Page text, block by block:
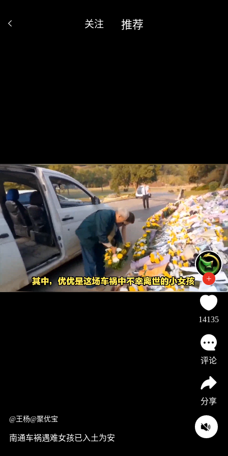
关注 推荐
@王杨@聚优宝
南通车祸遇难女孩已入土为安
14135
评论
分享